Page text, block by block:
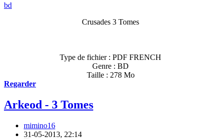
bd
Crusades 3 Tomes
Type de fichier : PDF FRENCH
Genre : BD
Taille : 278 Mo
Regarder
Arkeod - 3 Tomes
mimino16
31-05-2013, 22:14